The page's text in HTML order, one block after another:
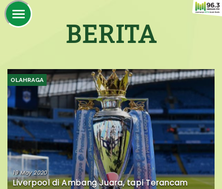
BERITA
OLAHRAGA
19 May 2020
Liverpool di Ambang Juara, tapi Terancam